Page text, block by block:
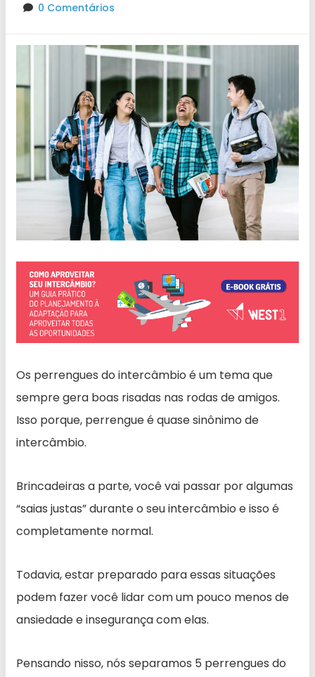
0 Comentários
Os perrengues do intercâmbio é um tema que
sempre gera boas risadas nas rodas de amigos.
Isso porque, perrengue é quase sinônimo de
intercâmbio.
Brincadeiras a parte, você vai passar por algumas
“saias justas” durante o seu intercâmbio e isso é
completamente normal.
Todavia, estar preparado para essas situações
podem fazer você lidar com um pouco menos de
ansiedade e insegurança com elas.
Pensando nisso, nós separamos 5 perrengues do